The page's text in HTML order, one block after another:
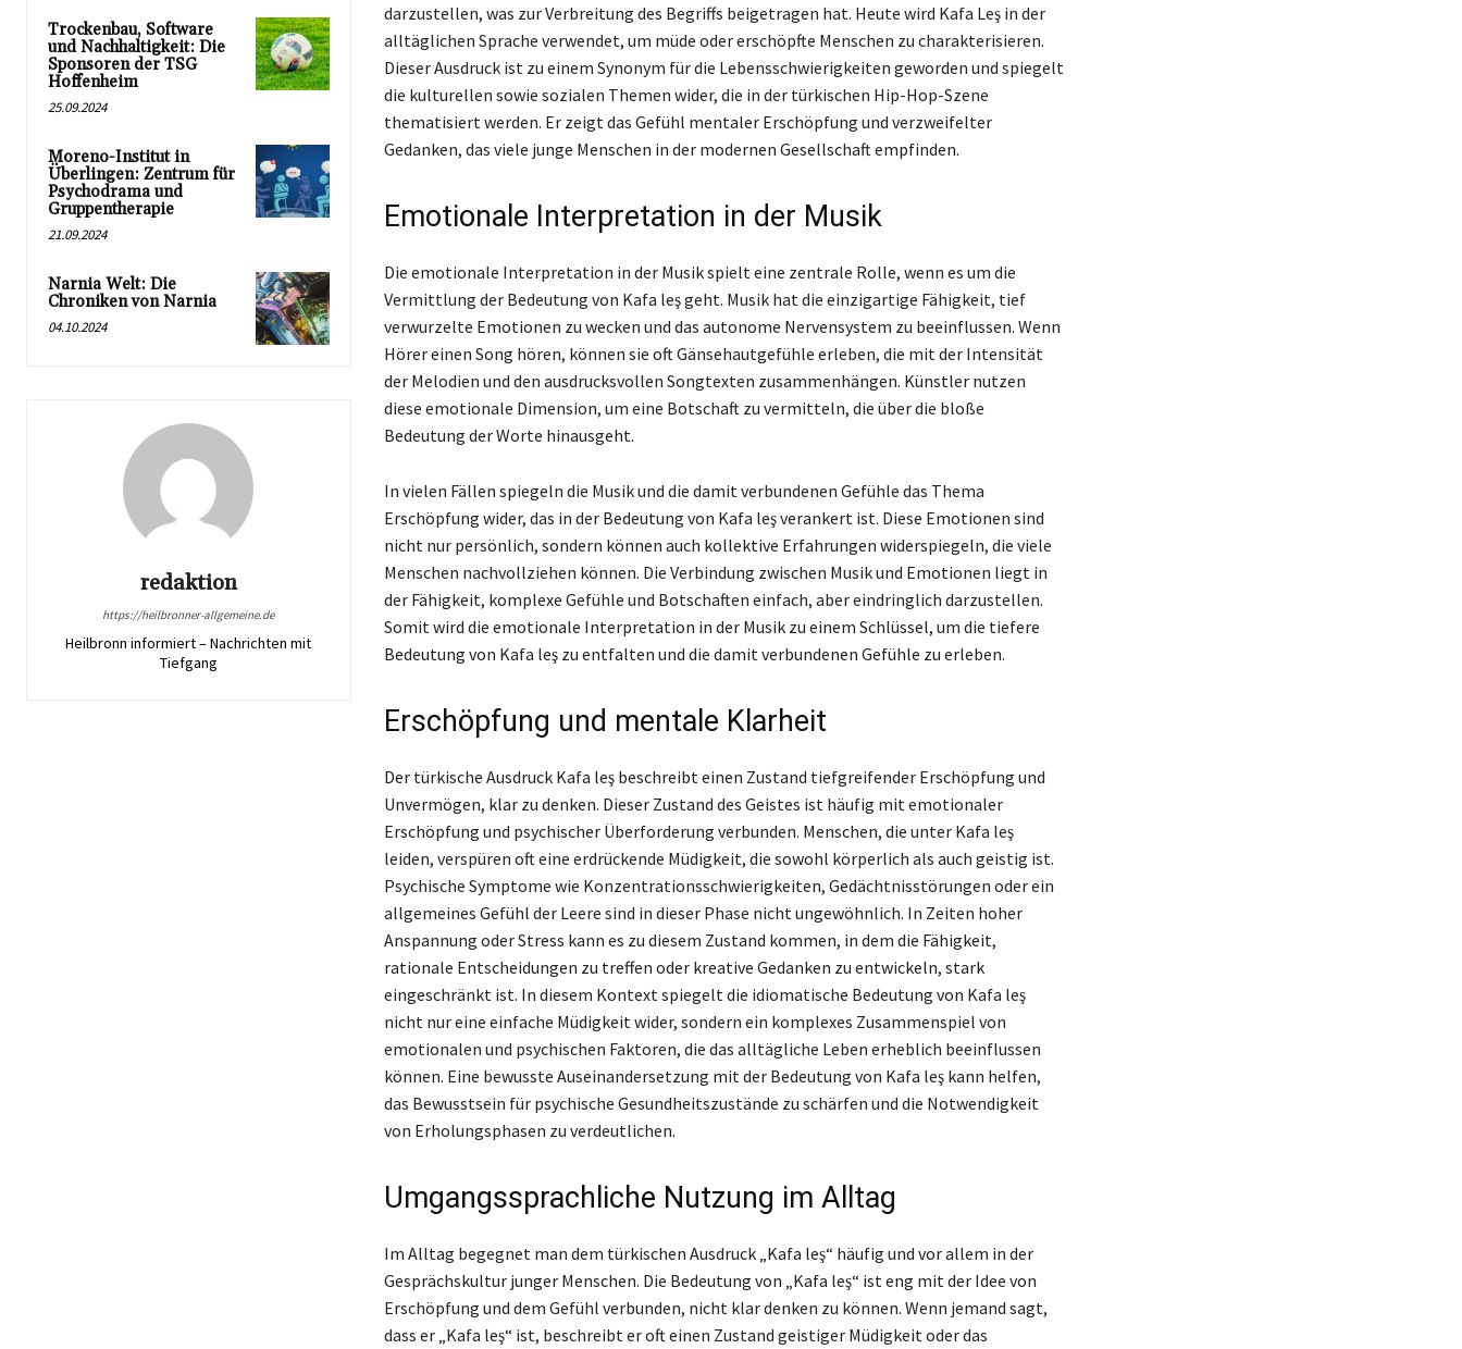
Trockenbau, Software
und Nachhaltigkeit: Die
Sponsoren der TSG
Hoffenheim
25.09.2024
Moreno-Institut in
Überlingen: Zentrum für
Psychodrama und
Gruppentherapie
21.09.2024
Narnia Welt: Die
Chroniken von Narnia
04.10.2024
redaktion
https://heilbronner-allgemeine.de
Heilbronn informiert – Nachrichten mit
Tiefgang
darzustellen, was zur Verbreitung des Begriffs beigetragen hat. Heute wird Kafa Leş in der
alltäglichen Sprache verwendet, um müde oder erschöpfte Menschen zu charakterisieren.
Dieser Ausdruck ist zu einem Synonym für die Lebensschwierigkeiten geworden und spiegelt
die kulturellen sowie sozialen Themen wider, die in der türkischen Hip-Hop-Szene
thematisiert werden. Er zeigt das Gefühl mentaler Erschöpfung und verzweifelter
Gedanken, das viele junge Menschen in der modernen Gesellschaft empfinden.
Emotionale Interpretation in der Musik
Die emotionale Interpretation in der Musik spielt eine zentrale Rolle, wenn es um die
Vermittlung der Bedeutung von Kafa leş geht. Musik hat die einzigartige Fähigkeit, tief
verwurzelte Emotionen zu wecken und das autonome Nervensystem zu beeinflussen. Wenn
Hörer einen Song hören, können sie oft Gänsehautgefühle erleben, die mit der Intensität
der Melodien und den ausdrucksvollen Songtexten zusammenhängen. Künstler nutzen
diese emotionale Dimension, um eine Botschaft zu vermitteln, die über die bloße
Bedeutung der Worte hinausgeht.
In vielen Fällen spiegeln die Musik und die damit verbundenen Gefühle das Thema
Erschöpfung wider, das in der Bedeutung von Kafa leş verankert ist. Diese Emotionen sind
nicht nur persönlich, sondern können auch kollektive Erfahrungen widerspiegeln, die viele
Menschen nachvollziehen können. Die Verbindung zwischen Musik und Emotionen liegt in
der Fähigkeit, komplexe Gefühle und Botschaften einfach, aber eindringlich darzustellen.
Somit wird die emotionale Interpretation in der Musik zu einem Schlüssel, um die tiefere
Bedeutung von Kafa leş zu entfalten und die damit verbundenen Gefühle zu erleben.
Erschöpfung und mentale Klarheit
Der türkische Ausdruck Kafa leş beschreibt einen Zustand tiefgreifender Erschöpfung und
Unvermögen, klar zu denken. Dieser Zustand des Geistes ist häufig mit emotionaler
Erschöpfung und psychischer Überforderung verbunden. Menschen, die unter Kafa leş
leiden, verspüren oft eine erdrückende Müdigkeit, die sowohl körperlich als auch geistig ist.
Psychische Symptome wie Konzentrationsschwierigkeiten, Gedächtnisstörungen oder ein
allgemeines Gefühl der Leere sind in dieser Phase nicht ungewöhnlich. In Zeiten hoher
Anspannung oder Stress kann es zu diesem Zustand kommen, in dem die Fähigkeit,
rationale Entscheidungen zu treffen oder kreative Gedanken zu entwickeln, stark
eingeschränkt ist. In diesem Kontext spiegelt die idiomatische Bedeutung von Kafa leş
nicht nur eine einfache Müdigkeit wider, sondern ein komplexes Zusammenspiel von
emotionalen und psychischen Faktoren, die das alltägliche Leben erheblich beeinflussen
können. Eine bewusste Auseinandersetzung mit der Bedeutung von Kafa leş kann helfen,
das Bewusstsein für psychische Gesundheitszustände zu schärfen und die Notwendigkeit
von Erholungsphasen zu verdeutlichen.
Umgangssprachliche Nutzung im Alltag
Im Alltag begegnet man dem türkischen Ausdruck „Kafa leş“ häufig und vor allem in der
Gesprächskultur junger Menschen. Die Bedeutung von „Kafa leş“ ist eng mit der Idee von
Erschöpfung und dem Gefühl verbunden, nicht klar denken zu können. Wenn jemand sagt,
dass er „Kafa leş“ ist, beschreibt er oft einen Zustand geistiger Müdigkeit oder das